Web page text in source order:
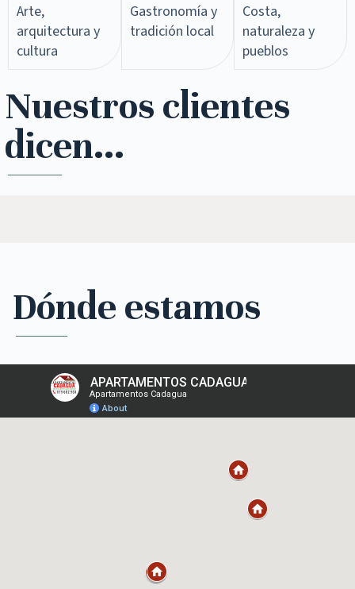
Arte,
arquitectura y
cultura
Gastronomía y
tradición local
Costa,
naturaleza y
pueblos
Nuestros clientes
dicen...
Dónde estamos